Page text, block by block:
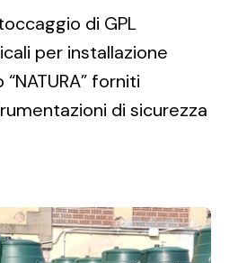
di GPL
per installazione
forniti
di sicurezza